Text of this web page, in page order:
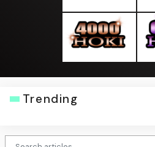
Trending